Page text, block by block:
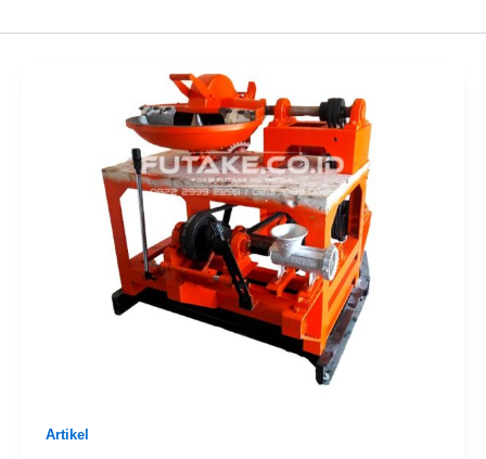
Artikel